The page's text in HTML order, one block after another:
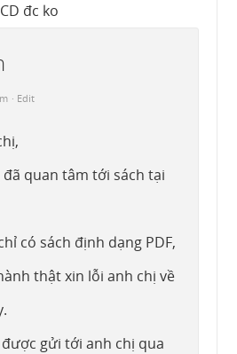
đc ko
· Edit
quan tâm tới sách tại
có sách định dạng PDF,
thật xin lỗi anh chị về
gửi tới anh chị qua